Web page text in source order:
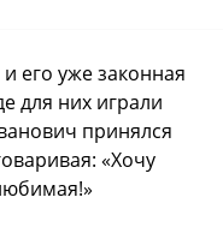
его уже законная
для них играли
принялся
«Хочу